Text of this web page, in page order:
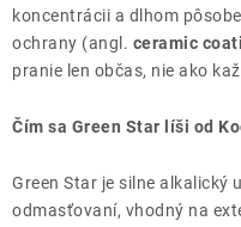
koncentrácii a dlhom
ochrany (angl. ceramic
pranie len občas, nie ako
Čím sa Green Star líši od
Green Star je silne alkalický
odmasťovaní, vhodný na